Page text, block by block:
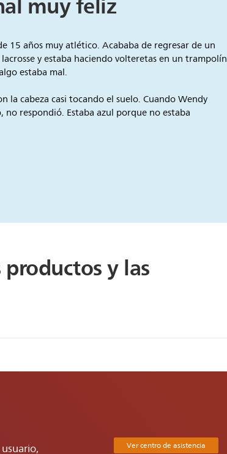
15 años muy atlético. Acababa de regresar de un
y estaba haciendo volteretas en un trampolín
estaba mal.
la cabeza casi tocando el suelo. Cuando Wendy
respondió. Estaba azul porque no estaba
y las
Ver centro de asistencia